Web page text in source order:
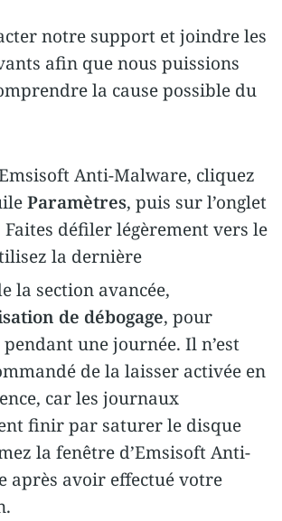
notre support et joindre les
afin que nous puissions
la cause possible du
Anti-Malware, cliquez
Paramètres, puis sur l’onglet
Faites défiler légèrement vers le
la dernière
la section avancée,
de débogage, pour
pendant une journée. Il n’est
de la laisser activée en
car les journaux
finir par saturer le disque
la fenêtre d’Emsisoft Anti-
après avoir effectué votre